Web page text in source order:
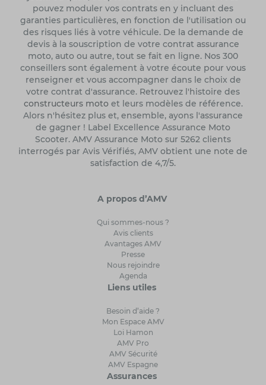
pouvez moduler vos contrats en y incluant des
garanties particulières, en fonction de l'utilisation ou
des risques liés à votre véhicule. De la demande de
devis à la souscription de votre contrat assurance
moto, auto ou autre, tout se fait en ligne. Nos 300
conseillers sont également à votre écoute pour vous
renseigner et vous accompagner dans le choix de
votre contrat d'assurance. Retrouvez l'histoire des
constructeurs motoet leurs modèles de référence.
Alors n'hésitez plus et, ensemble, ayons l'assurance
de gagner ! Label Excellence Assurance Moto
Scooter. AMV Assurance Moto sur 5262 clients
interrogés par Avis Vérifiés, AMV obtient une note de
satisfaction de 4,7/5.
A propos d’AMV
Qui sommes-nous ?
Avis clients
Avantages AMV
Presse
Nous rejoindre
Agenda
Liens utiles
Besoin d’aide ?
Mon Espace AMV
Loi Hamon
AMV Pro
AMV Sécurité
AMV Espagne
Assurances